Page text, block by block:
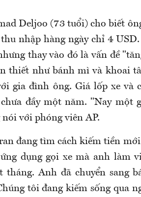
Deljoo (73 tuổi) cho biết
nhập hàng ngày chỉ 4
thay vào đó là vấn đề
thiết như bánh mì và khoai
gia đình ông. Giá lốp xe và
đầy một năm. "Nay một
với phóng viên AP.
đang tìm cách kiếm tiền
dụng gọi xe mà anh làm
Anh đã chuyển sang
tôi đang kiếm sống qua